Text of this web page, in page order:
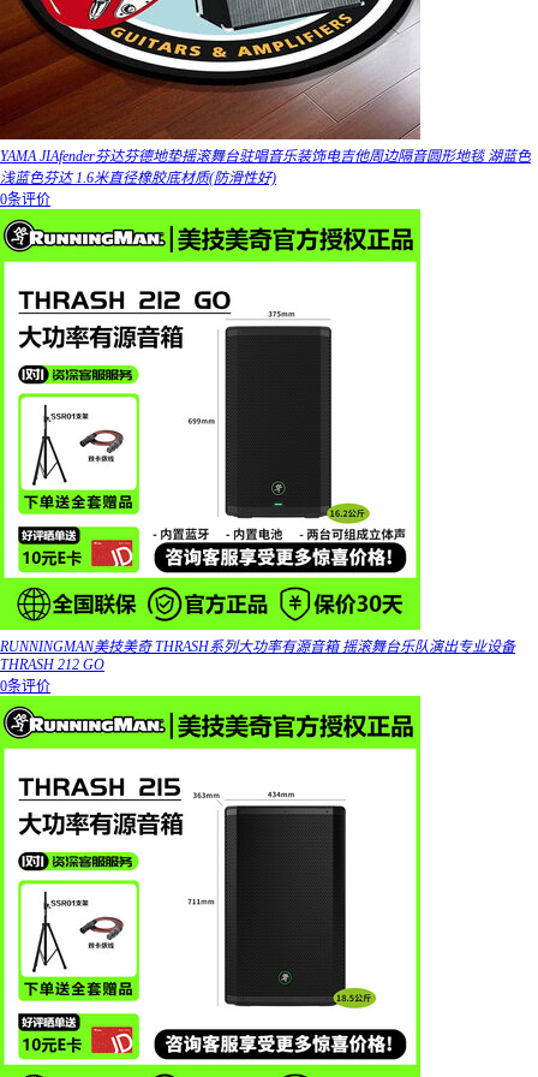
YAMA JIAfender芬达芬德地垫摇滚舞台驻唱音乐装饰电吉他周边隔音圆形地毯 湖蓝色
浅蓝色芬达 1.6米直径橡胶底材质(防滑性好)
0条评价
RUNNINGMAN美技美奇 THRASH系列大功率有源音箱 摇滚舞台乐队演出专业设备
THRASH 212 GO
0条评价